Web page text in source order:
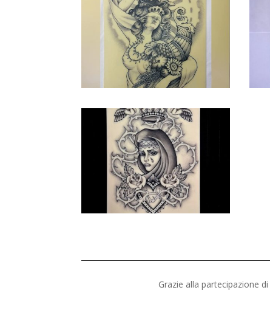
Grazie alla partecipazione di